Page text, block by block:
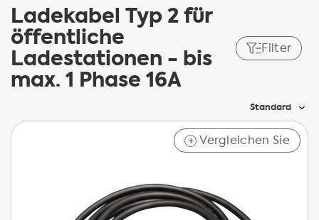
Ladekabel Typ 2 für
öffentliche
Ladestationen - bis
max. 1 Phase 16A
Filter
Standard
+ Vergleichen Sie